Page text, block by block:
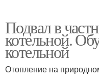
Подвал в
котельной.
котельной
Отопление на